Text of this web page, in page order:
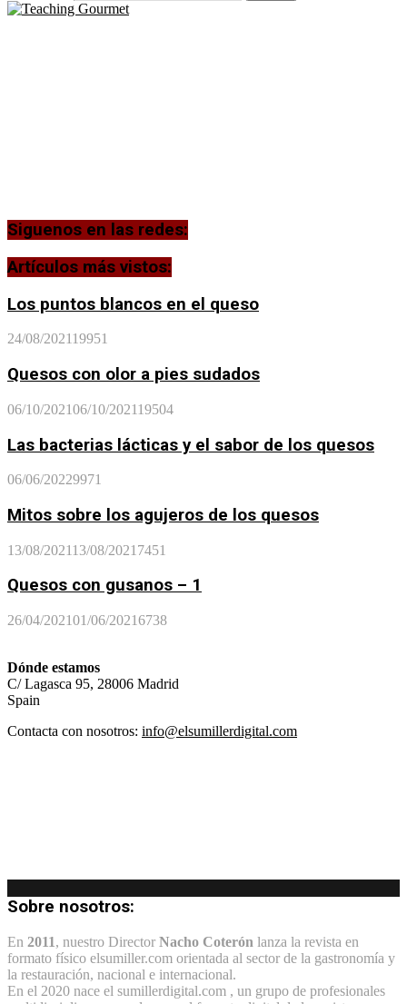
Siguenos en las redes:
Artículos más vistos:
Los puntos blancos en el queso
24/08/202119951
Quesos con olor a pies sudados
06/10/202106/10/202119504
Las bacterias lácticas y el sabor de los quesos
06/06/20229971
Mitos sobre los agujeros de los quesos
13/08/202113/08/2021 7451
Quesos con gusanos – 1
26/04/202101/06/20216738
Dónde estamos
C/ Lagasca 95, 28006 Madrid
Spain
Contacta con nosotros: info@elsumillerdigital.com
Sobre nosotros:
En 2011, nuestro Director Nacho Coterón lanza la revista en
formato físico elsumiller.com orientada al sector de la gastronomía y
la restauración, nacional e internacional.
En el 2020 nace el sumillerdigital.com , un grupo de profesionales